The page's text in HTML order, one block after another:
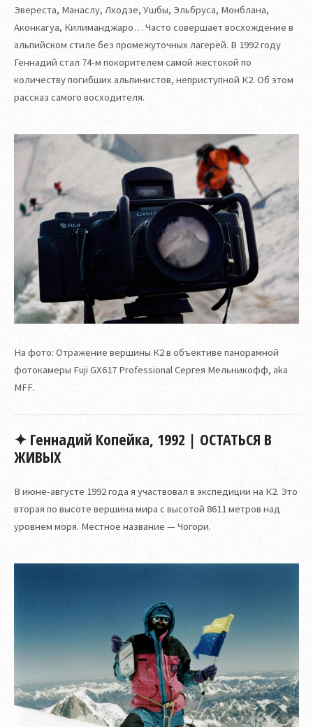
Эвереста, Манаслу, Лходзе, Ушбы, Эльбруса, Монблана,
Аконкагуа, Килиманджаро… Часто совершает восхождение в
альпийском стиле без промежуточных лагерей. В 1992 году
Геннадий стал 74-м покорителем самой жестокой по
количеству погибших альпинистов, неприступной К2. Об этом
рассказ самого восходителя.
На фото: Отражение вершины К2 в объективе панорамной
фотокамеры Fuji GX617 Professional Сергея Мельникофф, aka
MFF.
✦ Геннадий Копейка, 1992 | ОСТАТЬСЯ В
ЖИВЫХ
В июне-августе 1992 года я участвовал в экспедиции на К2. Это
вторая по высоте вершина мира с высотой 8611 метров над
уровнем моря. Местное название — Чогори.